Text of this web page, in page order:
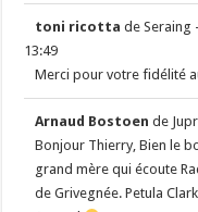
toni ricottade Seraing
13:49
Merci pour votre fidélité
Arnaud Bostoende
Bonjour Thierry, Bien le
grand mère qui écoute
de Grivegnée. Petula